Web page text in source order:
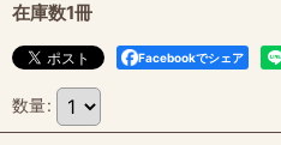
在庫数1冊
Facebookでシェア
数量: